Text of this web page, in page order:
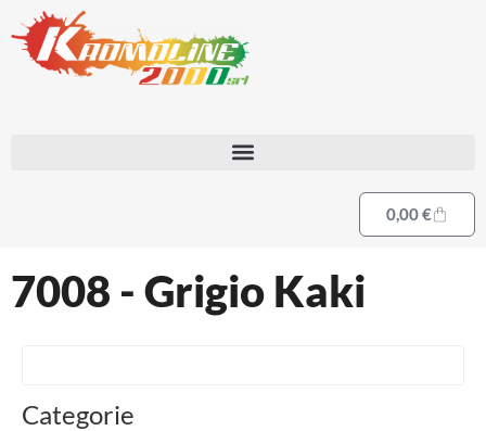
0,00€
7008 - Grigio Kaki
Categorie